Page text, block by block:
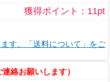
獲得ポイント：11pt
す。「送料について」をご
絡お願いします）